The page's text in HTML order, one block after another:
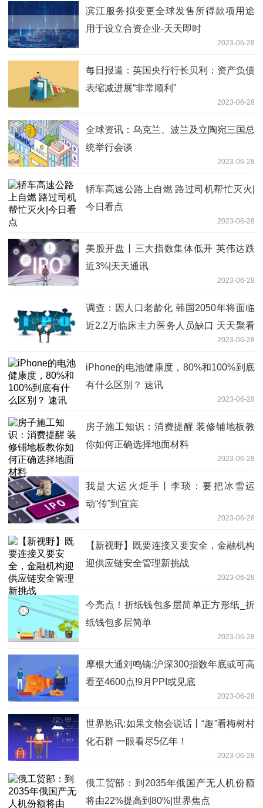
滨江服务拟变更全球发售所得款项用途
用于设立合资企业-天天即时
2023-06-28
每日报道：英国央行行长贝利：资产负债
表缩减进展“非常顺利”
2023-06-28
全球资讯：乌克兰、波兰及立陶宛三国总
统举行会谈
2023-06-28
轿车高速公路上自燃 路过司机帮忙灭火|
今日看点
2023-06-28
美股开盘丨三大指数集体低开 英伟达跌
近3%|天天通讯
2023-06-28
调查：因人口老龄化 韩国2050年将面临
近2.2万临床主力医务人员缺口 天天聚看
2023-06-28
iPhone的电池健康度，80%和100%到底
有什么区别？ 速讯
2023-06-28
房子施工知识：消费提醒 装修铺地板教
你如何正确选择地面材料
2023-06-28
我是大运火炬手丨李琰：要把冰雪运
动“传”到宜宾
2023-06-28
【新视野】既要连接又要安全，金融机构
迎供应链安全管理新挑战
2023-06-28
今亮点！折纸钱包多层简单正方形纸_折
纸钱包多层简单
2023-06-28
摩根大通刘鸣镝:沪深300指数年底或可高
看至4600点!9月PPI或见底
2023-06-28
世界热讯:如果文物会说话丨“趣”看梅树村
化石群 一眼看尽5亿年！
2023-06-28
俄工贸部：到2035年俄国产无人机份额
将由22%提高到80%|世界焦点